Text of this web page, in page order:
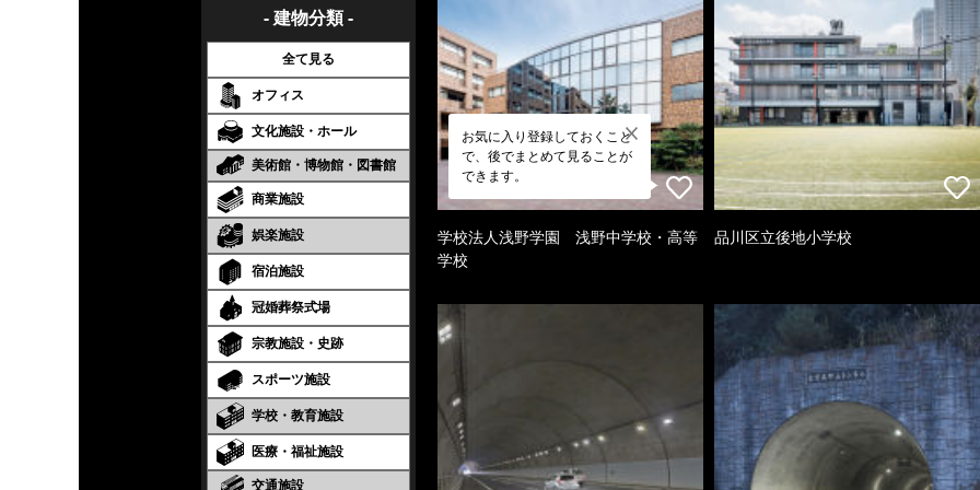
- 建物分類 -
全て見る
オフィス
文化施設・ホール
美術館・博物館・図書館
商業施設
娯楽施設
宿泊施設
冠婚葬祭式場
宗教施設・史跡
スポーツ施設
学校・教育施設
医療・福祉施設
交通施設
お気に入り登録しておくこと
で、後でまとめて見ることが
できます。
学校法人浅野学園 浅野中学校・高等
学校
品川区立後地小学校